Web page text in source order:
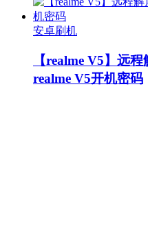
安卓刷机
【realme V5】远
realme V5开机密码